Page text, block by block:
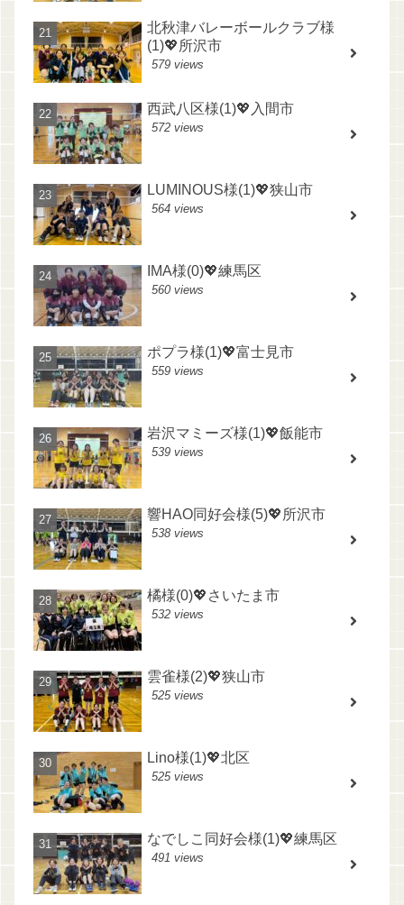
北秋津バレーボールクラブ様
(1)💖所沢市
579 views
西武八区様(1)💖入間市
572 views
LUMINOUS様(1)💖狭山市
564 views
IMA様(0)💖練馬区
560 views
ポプラ様(1)💖富士見市
559 views
岩沢マミーズ様(1)💖飯能市
539 views
響HAO同好会様(5)💖所沢市
538 views
橘様(0)💖さいたま市
532 views
雲雀様(2)💖狭山市
525 views
Lino様(1)💖北区
525 views
なでしこ同好会様(1)💖練馬区
491 views